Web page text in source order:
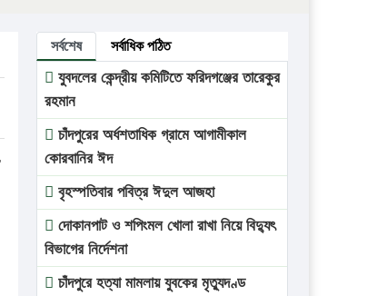
সর্বশেষ সর্বাধিক পঠিত
যুবদলের কেন্দ্রীয় কমিটিতে ফরিদগঞ্জের তারেকুর
রহমান
চাঁদপুরের অর্ধশতাধিক গ্রামে আগামীকাল
কোরবানির ঈদ
বৃহস্পতিবার পবিত্র ঈদুল আজহা
দোকানপাট ও শপিংমল খোলা রাখা নিয়ে বিদ্যুৎ
বিভাগের নির্দেশনা
চাঁদপুরে হত্যা মামলায় যুবকের মৃত্যুদণ্ড